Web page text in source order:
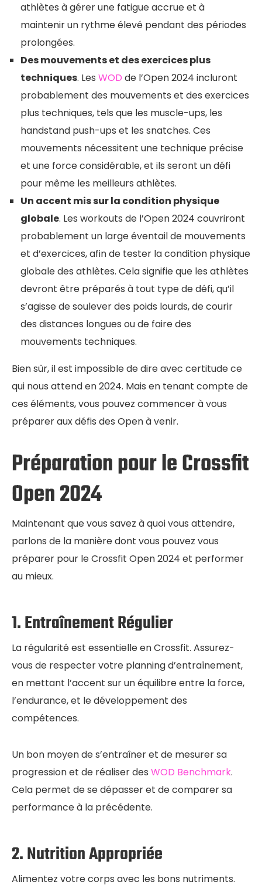
athlètes à gérer une fatigue accrue et à
maintenir un rythme élevé pendant des périodes
prolongées.
Des mouvements et des exercices plus
techniques. Les WOD de l’Open 2024 incluront
probablement des mouvements et des exercices
plus techniques, tels que les muscle-ups, les
handstand push-ups et les snatches. Ces
mouvements nécessitent une technique précise
et une force considérable, et ils seront un défi
pour même les meilleurs athlètes.
Un accent mis sur la condition physique
globale. Les workouts de l’Open 2024 couvriront
probablement un large éventail de mouvements
et d’exercices, afin de tester la condition physique
globale des athlètes. Cela signifie que les athlètes
devront être préparés à tout type de défi, qu’il
s’agisse de soulever des poids lourds, de courir
des distances longues ou de faire des
mouvements techniques.
Bien sûr, il est impossible de dire avec certitude ce
qui nous attend en 2024. Mais en tenant compte de
ces éléments, vous pouvez commencer à vous
préparer aux défis des Open à venir.
Préparation pour le Crossfit
Open 2024
Maintenant que vous savez à quoi vous attendre,
parlons de la manière dont vous pouvez vous
préparer pour le Crossfit Open 2024 et performer
au mieux.
1. Entraînement Régulier
La régularité est essentielle en Crossfit. Assurez-
vous de respecter votre planning d’entraînement,
en mettant l’accent sur un équilibre entre la force,
l’endurance, et le développement des
compétences.
Un bon moyen de s’entraîner et de mesurer sa
progression et de réaliser des WOD Benchmark.
Cela permet de se dépasser et de comparer sa
performance à la précédente.
2. Nutrition Appropriée
Alimentez votre corps avec les bons nutriments.